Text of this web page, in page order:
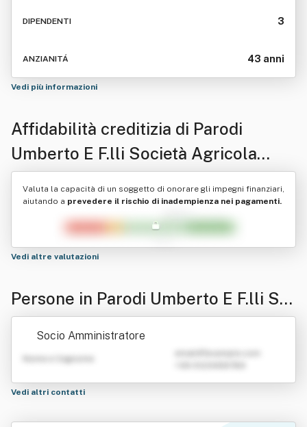
DIPENDENTI 3
ANZIANITÁ 43 anni
Vedi più informazioni
Affidabilità creditizia di Parodi
Umberto E F.lli Società Agricola
Semplice
Valuta la capacità di un soggetto di onorare gli impegni finanziari,
aiutando a prevedere il rischio di inadempienza nei pagamenti.
Vedi altre valutazioni
Persone in Parodi Umberto E F.lli So
cietà Agricola Semplice
Socio Amministratore
Nome e Cognome
Vedi altri contatti